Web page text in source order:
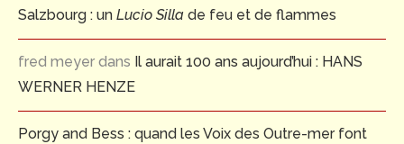
Salzbourg : un Lucio Silla de feu et de flammes
fred meyer dans Il aurait 100 ans aujourd’hui : HANS
WERNER HENZE
Porgy and Bess : quand les Voix des Outre-mer font